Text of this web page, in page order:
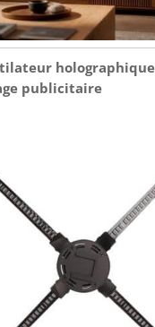
holographique
publicitaire